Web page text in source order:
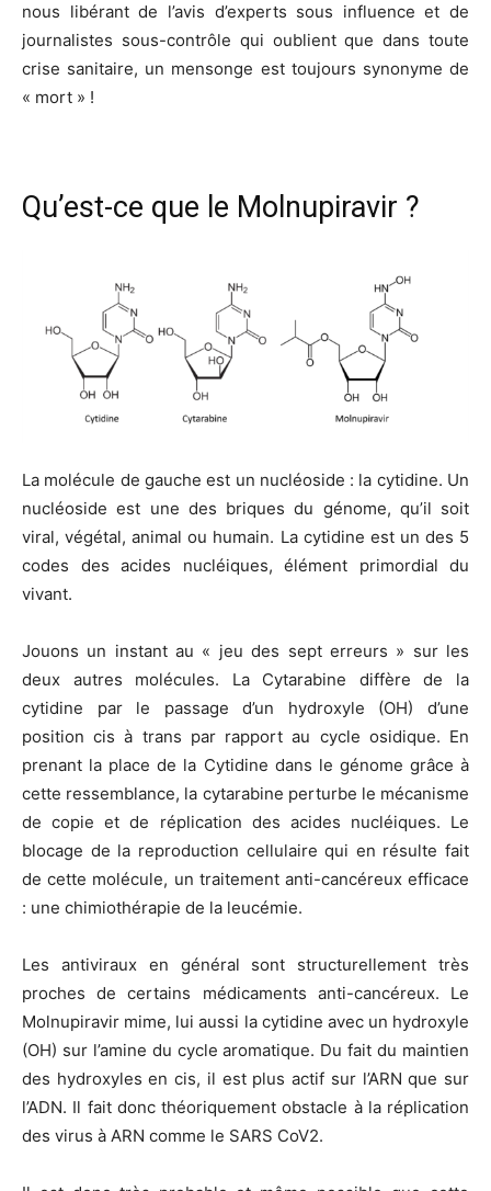
nous libérant de l’avis d’experts sous influence et de
journalistes sous-contrôle qui oublient que dans toute
crise sanitaire, un mensonge est toujours synonyme de
« mort » !
Qu’est-ce que le Molnupiravir ?
La molécule de gauche est un nucléoside : la cytidine. Un
nucléoside est une des briques du génome, qu’il soit
viral, végétal, animal ou humain. La cytidine est un des 5
codes des acides nucléiques, élément primordial du
vivant.
Jouons un instant au « jeu des sept erreurs » sur les
deux autres molécules. La Cytarabine diffère de la
cytidine par le passage d’un hydroxyle (OH) d’une
position cis à trans par rapport au cycle osidique. En
prenant la place de la Cytidine dans le génome grâce à
cette ressemblance, la cytarabine perturbe le mécanisme
de copie et de réplication des acides nucléiques. Le
blocage de la reproduction cellulaire qui en résulte fait
de cette molécule, un traitement anti-cancéreux efficace
: une chimiothérapie de la leucémie.
Les antiviraux en général sont structurellement très
proches de certains médicaments anti-cancéreux. Le
Molnupiravir mime, lui aussi la cytidine avec un hydroxyle
(OH) sur l’amine du cycle aromatique. Du fait du maintien
des hydroxyles en cis, il est plus actif sur l’ARN que sur
l’ADN. Il fait donc théoriquement obstacle à la réplication
des virus à ARN comme le SARS CoV2.